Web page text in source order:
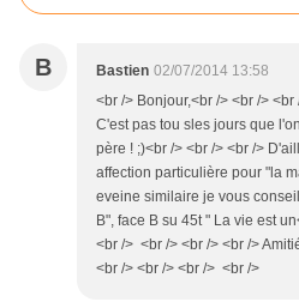
B Bastien 02/07/2014 13:58
<br /> Bonjour,<br /> <br />
C'est pas tou sles jours que
père ! ;)<br /> <br /> <br />
affection particulière pour "la
eveine similaire je vous
B", face B su 45t " La vie est
<br /> <br /> <br /> <br />
<br /> <br /> <br /> <br />